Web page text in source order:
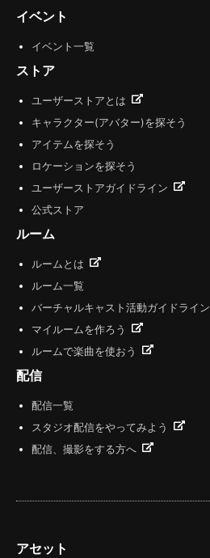
イベント
イベント一覧
ストア
ユーザーストアとは
キャラクター(アバター)を探そう
アイテムを探そう
ロケーションを探そう
ユーザーストアガイドライン
公式ストア
ルーム
ルームとは
ルーム一覧
バーチャルキャスト活動ガイドライン
マイルームを作ろう
ルームで楽曲を使おう
配信
配信一覧
スタジオ配信をやってみよう
配信、撮影をする方へ
アセット